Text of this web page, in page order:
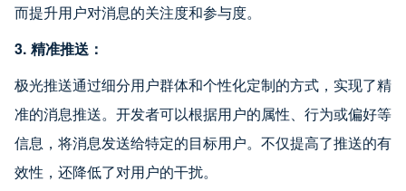
而提升用户对消息的关注度和参与度。
3. 精准推送：
极光推送通过细分用户群体和个性化定制的方式，实现了精
准的消息推送。开发者可以根据用户的属性、行为或偏好等
信息，将消息发送给特定的目标用户。不仅提高了推送的有
效性，还降低了对用户的干扰。